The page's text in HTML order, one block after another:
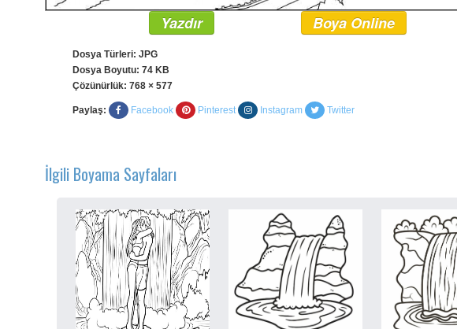
Yazdır Boya Online
Dosya Türleri: JPG
Dosya Boyutu: 74 KB
Çözünürlük: 768 × 577
Paylaş: Facebook Pinterest Instagram Twitter
İlgili Boyama Sayfaları